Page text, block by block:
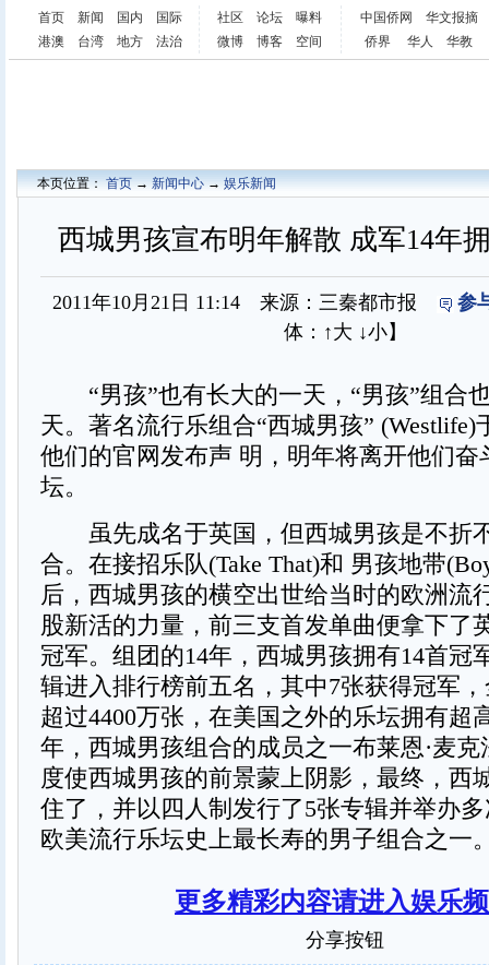
首页 新闻 国内
国际
港澳
台湾 地方 法治
社区 论坛
曝料
微博
博客 空间
中国侨网
华文报摘
侨界
华人 华教
本页位置：首页→新闻中心→娱乐新闻
西城男孩宣布明年解散 成军14年
2011年10月21日 11:14 来源：三秦都市报
参
体： ↑大 ↓小】
“男孩”也有长大的一天，“男孩”组合
天。著名流行乐组合“西城男孩” (Westlife)
他们的官网发布声 明，明年将离开他们奋
坛。
虽先成名于英国，但西城男孩是不折
合。在接招乐队(Take That)和 男孩地带
后，西城男孩的横空出世给当时的欧洲流
股新活的力量，前三支首发单曲便拿下了
冠军。组团的14年，西城男孩拥有14首冠
辑进入排行榜前五名，其中7张获得冠军
超过4400万张，在美国之外的乐坛拥有超
年，西城男孩组合的成员之一布莱恩·麦
度使西城男孩的前景蒙上阴影，最终，西
住了，并以四人制发行了5张专辑并举办
欧美流行乐坛史上最长寿的男子组合之一
更多精彩内容请进入娱乐
分享按钮